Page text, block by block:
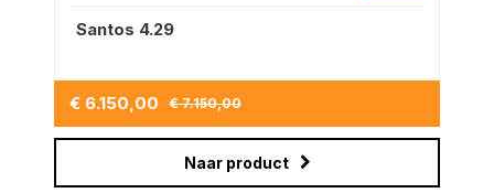
Santos 4.29
€ 6.150,00 € 7.150,00
Naar product